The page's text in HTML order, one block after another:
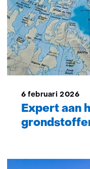
6 februari 2026
Expert aan